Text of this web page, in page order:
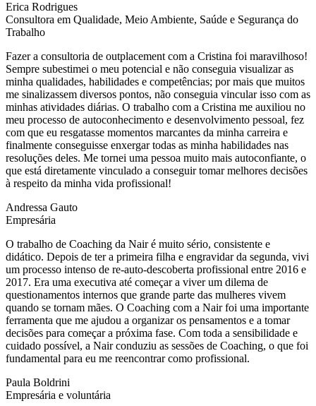
Erica Rodrigues
Consultora em Qualidade, Meio Ambiente, Saúde e Segurança do
Trabalho
Fazer a consultoria de outplacement com a Cristina foi maravilhoso!
Sempre subestimei o meu potencial e não conseguia visualizar as
minha qualidades, habilidades e competências; por mais que muitos
me sinalizassem diversos pontos, não conseguia vincular isso com as
minhas atividades diárias. O trabalho com a Cristina me auxiliou no
meu processo de autoconhecimento e desenvolvimento pessoal, fez
com que eu resgatasse momentos marcantes da minha carreira e
finalmente conseguisse enxergar todas as minha habilidades nas
resoluções deles. Me tornei uma pessoa muito mais autoconfiante, o
que está diretamente vinculado a conseguir tomar melhores decisões
à respeito da minha vida profissional!
Andressa Gauto
Empresária
O trabalho de Coaching da Nair é muito sério, consistente e
didático. Depois de ter a primeira filha e engravidar da segunda, vivi
um processo intenso de re-auto-descoberta profissional entre 2016 e
2017. Era uma executiva até começar a viver um dilema de
questionamentos internos que grande parte das mulheres vivem
quando se tornam mães. O Coaching com a Nair foi uma importante
ferramenta que me ajudou a organizar os pensamentos e a tomar
decisões para começar a próxima fase. Com toda a sensibilidade e
cuidado possível, a Nair conduziu as sessões de Coaching, o que foi
fundamental para eu me reencontrar como profissional.
Paula Boldrini
Empresária e voluntária